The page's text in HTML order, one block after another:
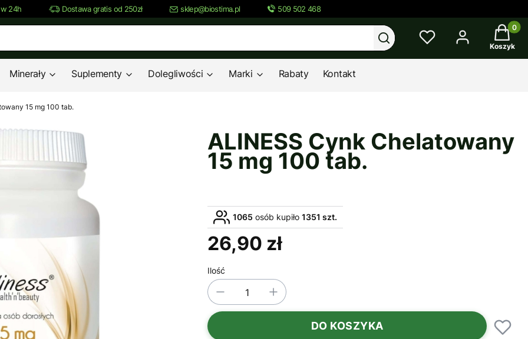
w 24h Dostawa gratis od 250zł sklep@biostima.pl 509 502 468
WyczyśćSzukaj
Twój
Koszyk
Minerały Suplementy Dolegliwości Marki Rabaty Kontakt
15 mg 100 tab.
ALINESS Cynk Chelatowany
15 mg 100 tab.
1065 osób kupiło 1351 szt.
Cena
26,90 zł
Ilość
DO KOSZYKA